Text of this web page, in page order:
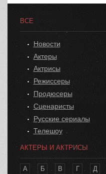
ВСЕ
Новости
Актеры
Актрисы
Режиссеры
Продюсеры
Сценаристы
Русские сериалы
Телешоу
АКТЕРЫ И АКТРИСЫ
А Б В Г Д